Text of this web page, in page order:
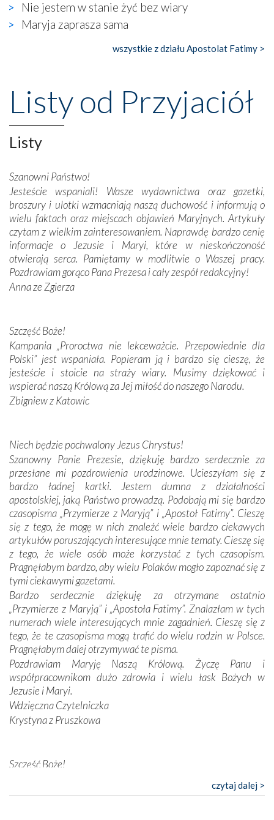
gdzie w miejscu dawnego kościoła działa dzisiaj…
księgarnia.
Nasze pielgrzymkowe wyprawy, których celem były
wznoszono na chwałę Bożą, na przykład – w podzięce za
Opatrznościową pomoc w wygranej bitwie o
niepodległość kraju. Zachwyt budziła potężna, a zarazem
misterna architektura tych monumentalnych dzieł,
wspaniałe zdobienia, dbałość ich twórców o detale,
budowniczych.
Podążyliśmy też śladami fatimskich wizjonerów – Łucji
dos Santos oraz świętych Hiacynty i Franciszka Marto.
Modliliśmy się przy ich grobach. Odprawiliśmy Drogę
Krzyżową w ich rodzinnych stronach, odwiedziliśmy
domy, w których żyli.
W miejscu objawień Matki Bożej zapaliliśmy świece
Podczas tej kilkudniowej wyprawy na każdym kroku
spotykaliśmy się z serdeczną otwartością
Portugalczyków. Podziwialiśmy ich ludową sztukę i
zwyczaje. Mimo że nasze kraje są od siebie bardzo
oddalone, w żaden sposób nie czuliśmy się obco.
Sprawiła to oczywiście sama Matka Boża, ale też
kulturowa bliskość biorąca swój początek w naszej
mieliśmy okazję przekonać się, że Maryja swoją opieką
otacza nie tylko nasz naród, lecz wszystkie nacje, które
się Jej ufnie oddają, a także każdą osobę, która zawierza
Jej siebie oraz swych bliskich.
Dzieje Portugalii to również historia wierności Bogu i
odstępstw, także w życiu władców. Trudne momenty w
wymiarze tak osobistym, jak i zbiorowym, przypominają o
konieczności ciągłego zabiegania o własną duszę i o łaskę
Opatrzności. Wierność przynosi pomyślność –
przynajmniej w życiu duchowym. Odstępstwo owocuje
nieszczęściem i śmiercią. Te uniwersalne prawdy
przychodziły na myśl, gdy słuchaliśmy opowieści
przewodników o portugalskich monarchach i wodzach,
zwycięskich bitwach i nieszczęśliwych losach grzesznych
kochanków.
Byli tym razem pośród Apostołów Fatimy reprezentanci
każdego spośród żyjących pokoleń. Najmłodszy uczestnik
liczył sobie 13 lat, zaś senior, pan Zdzisław – już 94.
Całe życie marzyłem, by tu przyjechać
Nasza pielgrzymka nie byłaby tak bogata w duchową treść
Oprócz zapewnienia nam możliwości codziennego
Nie jestem w stanie żyć bez wiary
Maryja zaprasza sama
wszystkie z działu Apostolat Fatimy >
Listy od Przyjaciół
Listy
Szanowni Państwo!
Jesteście wspaniali! Wasze wydawnictwa oraz gazetki,
broszury i ulotki wzmacniają naszą duchowość i informują o
wielu faktach oraz miejscach objawień Maryjnych. Artykuły
czytam z wielkim zainteresowaniem. Naprawdę bardzo cenię
informacje o Jezusie i Maryi, które w nieskończoność
otwierają serca. Pamiętamy w modlitwie o Waszej pracy.
Pozdrawiam gorąco Pana Prezesa i cały zespół redakcyjny!
Anna ze Zgierza
Szczęść Boże!
Kampania „Proroctwa nie lekceważcie. Przepowiednie dla
Polski” jest wspaniała. Popieram ją i bardzo się cieszę, że
jesteście i stoicie na straży wiary. Musimy dziękować i
wspierać naszą Królową za Jej miłość do naszego Narodu.
Zbigniew z Katowic
Niech będzie pochwalony Jezus Chrystus!
Szanowny Panie Prezesie, dziękuję bardzo serdecznie za
przesłane mi pozdrowienia urodzinowe. Ucieszyłam się z
bardzo ładnej kartki. Jestem dumna z działalności
apostolskiej, jaką Państwo prowadzą. Podobają mi się bardzo
czasopisma „Przymierze z Maryją” i „Apostoł Fatimy”. Cieszę
się z tego, że mogę w nich znaleźć wiele bardzo ciekawych
artykułów poruszających interesujące mnie tematy. Cieszę się
z tego, że wiele osób może korzystać z tych czasopism.
Pragnęłabym bardzo, aby wielu Polaków mogło zapoznać się z
tymi ciekawymi gazetami.
Bardzo serdecznie dziękuję za otrzymane ostatnio
„Przymierze z Maryją” i „Apostoła Fatimy”. Znalazłam w tych
numerach wiele interesujących mnie zagadnień. Cieszę się z
tego, że te czasopisma mogą trafić do wielu rodzin w Polsce.
Pragnęłabym dalej otrzymywać te pisma.
Pozdrawiam Maryję Naszą Królową. Życzę Panu i
współpracownikom dużo zdrowia i wielu łask Bożych w
Jezusie i Maryi.
Wdzięczna Czytelniczka
Krystyna z Pruszkowa
Szczęść Boże!
to pismo, które bardzo sobie cenię i szanuję. Redagujecie
czytaj dalej >